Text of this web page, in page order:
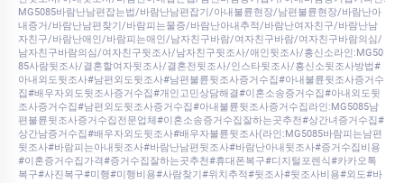
MG5085바람난남편잡는법/바람난남편잡기/아내불륜현장/남편불륜현장/바람난아
내증거/바람난남편찾기/바람피는물증/바람난아내추적/바람난여자친구/바람난남
자친구/바람난애인/바람피는애인/남자친구바람/여자친구바람/여자친구바람의심/
남자친구바람의심/여자친구뒷조사/남자친구뒷조사/애인뒷조사/흥신소라인:MG50
85사람뒷조사/결혼할여자뒷조사/결혼전뒷조사/인스타뒷조사/흥신소뒷조사방법#
아내외도뒷조사#남편외도뒷조사#남편불륜뒷조사증거수집#아내불륜뒷조사증거수
집#배우자외도뒷조사증거수집#개인고민상담해결#이혼소송증거수집#아내외도뒷
조사증거수집#남편외도뒷조사증거수집#아내불륜뒷조사증거수집라인:MG5085남
편불륜뒷조사증거수집전문업체#이혼소송증거수집잘하는곳추천#상간녀증거수집#
상간남증거수집#배우자외도뒷조사#배우자불륜뒷조사(라인:MG5085바람피는남편
뒷조사#바람피는아내뒷조사#바람난남편뒷조사#바람난아내뒷조사#증거수집비용
#이혼증거수집가격#증거수집잘하는곳추천#휴대폰복구#디지털포렌식#카카오톡
복구#사진복구#미행#미행비용#사람찾기#위치추적#뒷조사#뒷조사비용#외도#바